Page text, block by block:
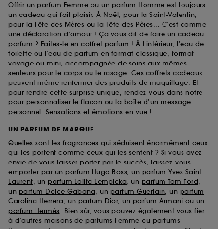
Offrir un parfum Femme ou un parfum Homme est toujours
un cadeau qui fait plaisir. À Noël, pour la Saint-Valentin,
pour la Fête des Mères ou la Fête des Pères... C’est comme
une déclaration d’amour ! Ça vous dit de faire un cadeau
parfum ? Faites-le en coffret parfum ! À l’intérieur, l’eau de
toilette ou l’eau de parfum en format classique, format
voyage ou mini, accompagnée de soins aux mêmes
senteurs pour le corps ou le rasage. Ces coffrets cadeaux
peuvent même renfermer des produits de maquillage. Et
pour rendre cette surprise unique, rendez-vous dans notre
pour personnaliser le flacon ou la boîte d’un message
personnel. Sensations et émotions en vue !
UN PARFUM DE MARQUE
Quelles sont les fragrances qui séduisent énormément ceux
qui les portent comme ceux qui les sentent ? Si vous avez
envie de vous laisser porter par le succès, laissez-vous
emporter par un parfum Hugo Boss, un parfum Yves Saint
Laurent, un parfum Lolita Lempicka, un parfum Tom Ford,
un parfum Dolce Gabana, un parfum Guerlain, un parfum
Carolina Herrera, un parfum Dior, un parfum Armani ou un
parfum Hermès. Bien sûr, vous pouvez également vous fier
à d’autres maisons de parfums Femme ou parfums